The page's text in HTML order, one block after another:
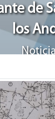
de
los